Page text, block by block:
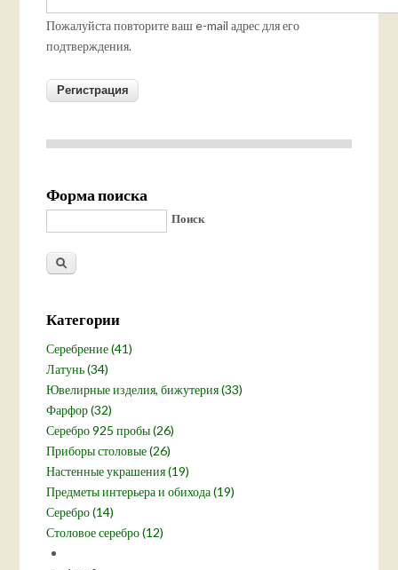
Пожалуйста повторите ваш e-mail адрес для его
подтверждения.
Форма поиска
Поиск
Категории
Серебрение (41)
Латунь (34)
Ювелирные изделия, бижутерия (33)
Фарфор (32)
Серебро 925 пробы (26)
Приборы столовые (26)
Настенные украшения (19)
Предметы интерьера и обихода (19)
Серебро (14)
Столовое серебро (12)